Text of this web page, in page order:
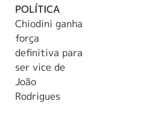
POLÍTICA
Chiodini ganha
força
definitiva para
ser vice de
João
Rodrigues